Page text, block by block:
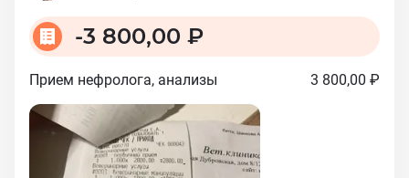
-3 800,00 ₽
Прием нефролога, анализы 3 800,00 ₽